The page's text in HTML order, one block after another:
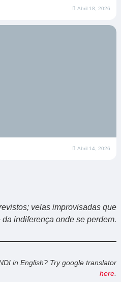
Abril 18, 2026
Abril 14, 2026
velas improvisadas que
indiferença onde se perdem.
in English? Try google translator
here